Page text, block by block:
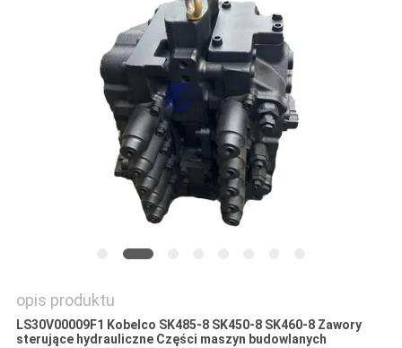
POPROSIĆ
WYCENĘ
PRYWATNOŚCI
opis produktu
LS30V00009F1 Kobelco SK485-8 SK450-8 SK460-8 Zawory
sterujące hydrauliczne Części maszyn budowlanych